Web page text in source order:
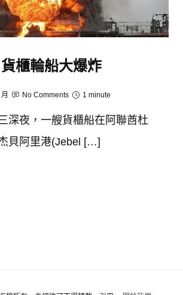
櫃輪船大爆炸
No Comments 1 minute
深夜，一艘貨櫃船在阿聯酋杜
貝阿里港(Jebel […]